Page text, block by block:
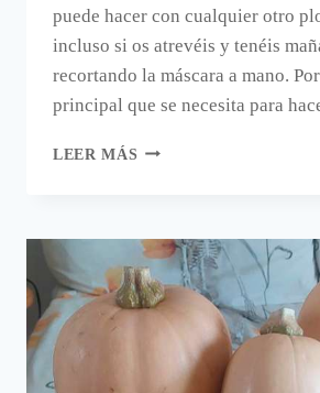
puede hacer con cualquier otro
incluso si os atrevéis y tenéis
recortando la máscara a mano.
principal que se necesita para
LEER MÁS PERSONALIZA
CRICUT